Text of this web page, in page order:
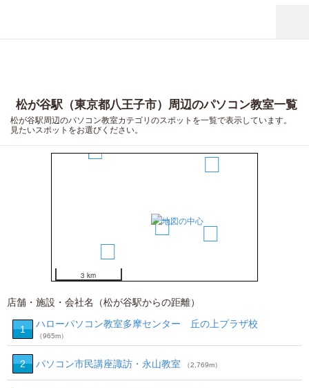
松が谷駅（東京都八王子市）周辺のパソコン教室一覧
松が谷駅周辺のパソコン教室カテゴリのスポットを一覧で表示しています。
見たいスポットをお選びください。
1
5
3 km
店舗・施設・会社名（松が谷駅からの距離）
1 ハローパソコン教室多摩センター 丘の上プラザ校
（965m）
2 パソコン市民講座諏訪・永山教室 （2,769m）